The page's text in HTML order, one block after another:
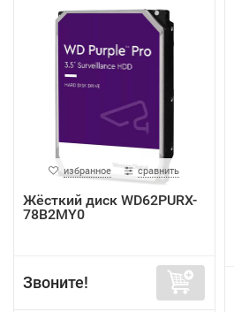
избранное сравнить
Жёсткий диск WD62PURX-
78B2MY0
Звоните!